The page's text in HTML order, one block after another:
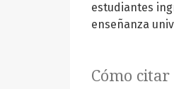
estudiantes
enseñanza
Cómo citar